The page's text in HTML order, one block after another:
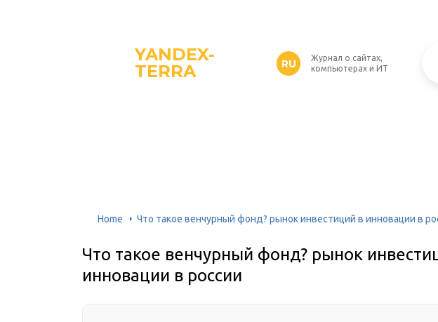
YANDEX-
TERRA
RU
Журнал о сайтах,
компьютерах и ИТ
Home Что такое венчурный фонд? рынок инвестиций в инновации в
Что такое венчурный фонд? рынок
инновации в россии